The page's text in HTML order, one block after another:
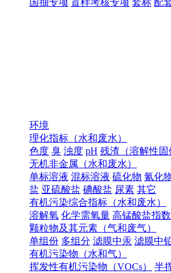
环境
理化指标（水和废水）
色度 臭 浊度 pH 残渣（溶解性固
无机非金属（水和废水）
单标溶液 混标溶液 硫化物 氰化
盐 亚硫酸盐 碘酸盐 尿素 其它
有机污染综合指标（水和废水）
溶解氧 化学需氧量 高锰酸盐指数
颗粒物及其元素（气和废气）
单组份 多组分 滤膜中汞 滤膜中
有机污染物（水和气）
挥发性有机污染物（VOCs）
半